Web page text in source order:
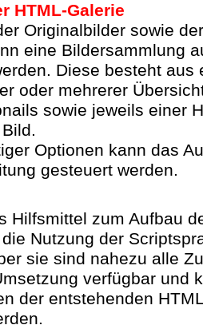
HTML-Galerie
Originalbilder sowie der
eine Bildersammlung
Diese besteht aus
oder mehrerer
sowie jeweils einer
Optionen kann das
gesteuert werden.
Hilfsmittel zum Aufbau
Nutzung der
sie sind nahezu alle
verfügbar und
der entstehenden